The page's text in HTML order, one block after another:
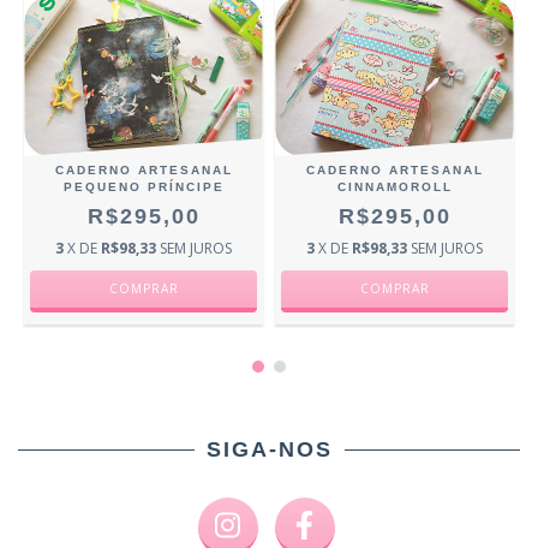
CADERNO ARTESANAL
PEQUENO PRÍNCIPE
R$295,00
3X DE R$98,33 SEM JUROS
CADERNO ARTESANAL
CINNAMOROLL
R$295,00
3X DE R$98,33 SEM JUROS
SIGA-NOS